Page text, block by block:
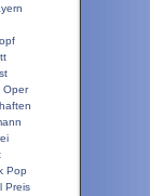
Oper
Pop
Preis